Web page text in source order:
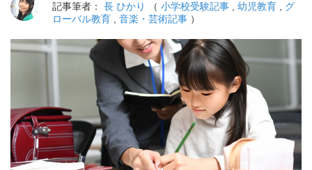
記事筆者：
長 ひかり （ 小学校受験記事 幼児教育
グ
ローバル教育
音楽・芸術記事 ）